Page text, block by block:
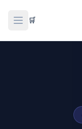
🛒 فتح